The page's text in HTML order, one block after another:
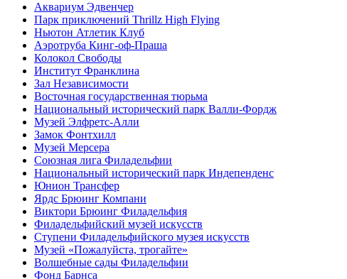
Аквариум Эдвенчер
Парк приключений Thrillz High Flying
Ньютон Атлетик Клуб
Аэротруба Кинг-оф-Праша
Колокол Свободы
Институт Франклина
Зал Независимости
Восточная государственная тюрьма
Национальный исторический парк Валли-Фордж
Музей Элфретс-Алли
Замок Фонтхилл
Музей Мерсера
Союзная лига Филадельфии
Национальный исторический парк Индепенденс
Юнион Трансфер
Ярдс Брюинг Компани
Виктори Брюинг Филадельфия
Филадельфийский музей искусств
Ступени Филадельфийского музея искусств
Музей «Пожалуйста, трогайте»
Волшебные сады Филадельфии
Фонд Барнса